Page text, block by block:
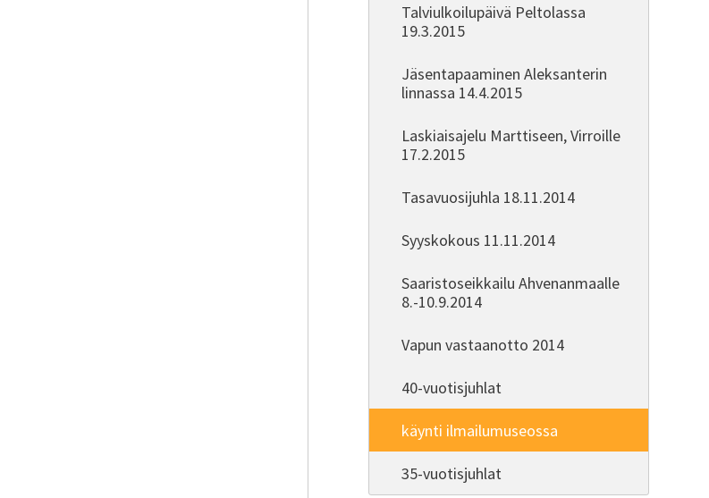
Talviulkoilupäivä Peltolassa
19.3.2015
Jäsentapaaminen Aleksanterin
linnassa 14.4.2015
Laskiaisajelu Marttiseen, Virroille
17.2.2015
Tasavuosijuhla 18.11.2014
Syyskokous 11.11.2014
Saaristoseikkailu Ahvenanmaalle
8.-10.9.2014
Vapun vastaanotto 2014
40-vuotisjuhlat
käynti ilmailumuseossa
35-vuotisjuhlat